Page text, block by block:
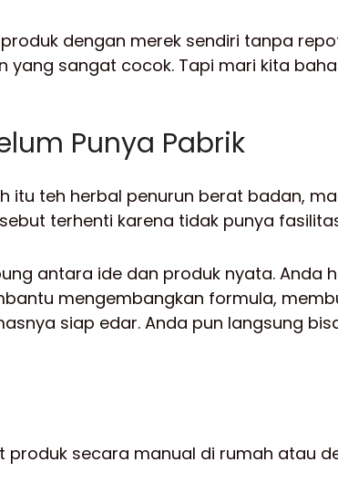
dengan merek sendiri tanpa
yang sangat cocok. Tapi mari kita
Punya Pabrik
itu teh herbal penurun berat badan,
terhenti karena tidak punya
antara ide dan produk nyata. Anda
mengembangkan formula,
siap edar. Anda pun langsung
produk secara manual di rumah atau